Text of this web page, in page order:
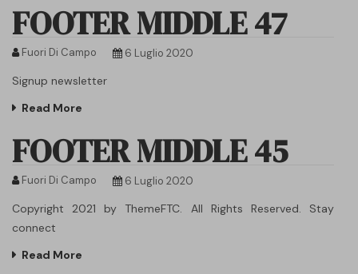
FOOTER MIDDLE 47
Fuori Di Campo 6 Luglio 2020
Signup newsletter
Read More
FOOTER MIDDLE 45
Fuori Di Campo 6 Luglio 2020
Copyright 2021 by ThemeFTC. All Rights Reserved. Stay
connect
Read More